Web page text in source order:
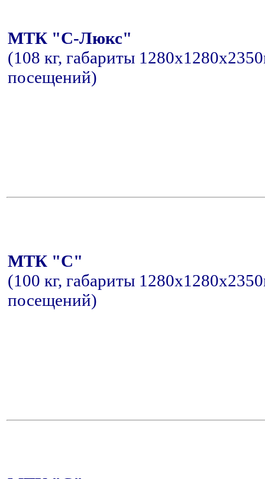
МТК "С-Люкс"
(108 кг, габариты
посещений)
МТК "С"
(100 кг, габариты
посещений)